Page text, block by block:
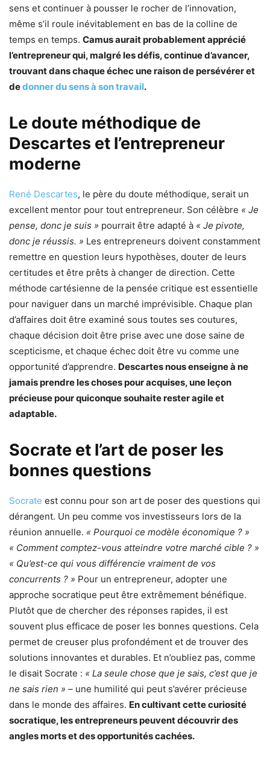
sens et continuer à pousser le rocher de l’innovation,
même s’il roule inévitablement en bas de la colline de
temps en temps. Camus aurait probablement apprécié
l’entrepreneur qui, malgré les défis, continue d’avancer,
trouvant dans chaque échec une raison de persévérer et
dedonner du sens à son travail.
Le doute méthodique de
Descartes et l’entrepreneur
moderne
René Descartes, le père du doute méthodique, serait un
excellent mentor pour tout entrepreneur. Son célèbre « Je
pense, donc je suis » pourrait être adapté à « Je pivote,
donc je réussis. » Les entrepreneurs doivent constamment
remettre en question leurs hypothèses, douter de leurs
certitudes et être prêts à changer de direction. Cette
méthode cartésienne de la pensée critique est essentielle
pour naviguer dans un marché imprévisible. Chaque plan
d’affaires doit être examiné sous toutes ses coutures,
chaque décision doit être prise avec une dose saine de
scepticisme, et chaque échec doit être vu comme une
opportunité d’apprendre. Descartes nous enseigne à ne
jamais prendre les choses pour acquises, une leçon
précieuse pour quiconque souhaite rester agile et
adaptable.
Socrate et l’art de poser les
bonnes questions
Socrate est connu pour son art de poser des questions qui
dérangent. Un peu comme vos investisseurs lors de la
réunion annuelle. « Pourquoi ce modèle économique ? »
« Comment comptez-vous atteindre votre marché cible ? »
« Qu’est-ce qui vous différencie vraiment de vos
concurrents ? » Pour un entrepreneur, adopter une
approche socratique peut être extrêmement bénéfique.
Plutôt que de chercher des réponses rapides, il est
souvent plus efficace de poser les bonnes questions. Cela
permet de creuser plus profondément et de trouver des
solutions innovantes et durables. Et n’oubliez pas, comme
le disait Socrate : « La seule chose que je sais, c’est que je
ne sais rien » – une humilité qui peut s’avérer précieuse
dans le monde des affaires. En cultivant cette curiosité
socratique, les entrepreneurs peuvent découvrir des
angles morts et des opportunités cachées.